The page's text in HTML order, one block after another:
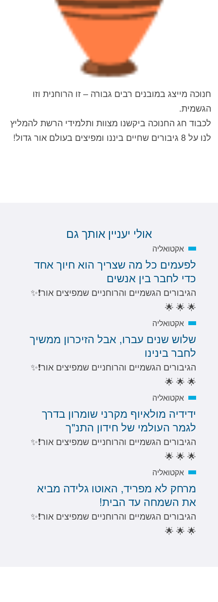
חנוכה מייצג במובנים רבים גבורה – זו הרוחנית וזו
הגשמית.
לכבוד חג החנוכה ביקשנו מצוות ותלמידי הרשת להמליץ
לנו על 8 גיבורים שחיים ביננו ומפיצים בעולם אור גדול!
אולי יעניין אותך גם
אקטואליה
לפעמים כל מה שצריך הוא חיוך אחד
כדי לחבר בין אנשים
הגיבורים הגשמיים והרוחניים שמפיצים אור❗️✨
🌟 🌟 🌟
אקטואליה
שלוש שנים עברו, אבל הזיכרון ממשיך
לחבר בינינו
הגיבורים הגשמיים והרוחניים שמפיצים אור❗️✨
🌟 🌟 🌟
אקטואליה
ידידיה מולאיוף מקרני שומרון בדרך
לגמר העולמי של חידון התנ"ך
הגיבורים הגשמיים והרוחניים שמפיצים אור❗️✨
🌟 🌟 🌟
אקטואליה
מרחק לא מפריד, האוטו גלידה מביא
את השמחה עד הבית!
הגיבורים הגשמיים והרוחניים שמפיצים אור❗️✨
🌟 🌟 🌟